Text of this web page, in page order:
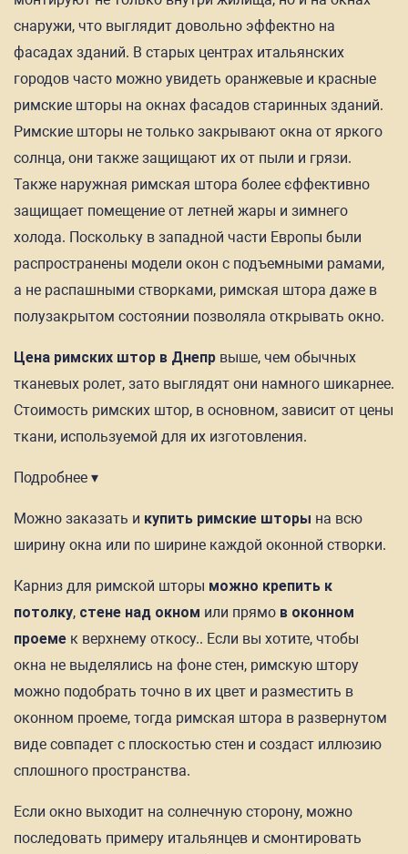
снаружи, что выглядит довольно эффектно на
фасадах зданий. В старых центрах итальянских
городов часто можно увидеть оранжевые и красные
римские шторы на окнах фасадов старинных зданий.
Римские шторы не только закрывают окна от яркого
солнца, они также защищают их от пыли и грязи.
Также наружная римская штора более єффективно
защищает помещение от летней жары и зимнего
холода. Поскольку в западной части Европы были
распространены модели окон с подъемными рамами,
а не распашными створками, римская штора даже в
полузакрытом состоянии позволяла открывать окно.
Цена римских штор в Днепр выше, чем обычных
тканевых ролет, зато выглядят они намного шикарнее.
Стоимость римских штор, в основном, зависит от цены
ткани, используемой для их изготовления.
Подробнее ▾
Можно заказать и купить римские шторы на всю
ширину окна или по ширине каждой оконной створки.
Карниз для римской шторы можно крепить к
потолку, стене над окном или прямо в оконном
проеме к верхнему откосу.. Если вы хотите, чтобы
окна не выделялись на фоне стен, римскую штору
можно подобрать точно в их цвет и разместить в
оконном проеме, тогда римская штора в развернутом
виде совпадет с плоскостью стен и создаст иллюзию
сплошного пространства.
Если окно выходит на солнечную сторону, можно
последовать примеру итальянцев и смонтировать